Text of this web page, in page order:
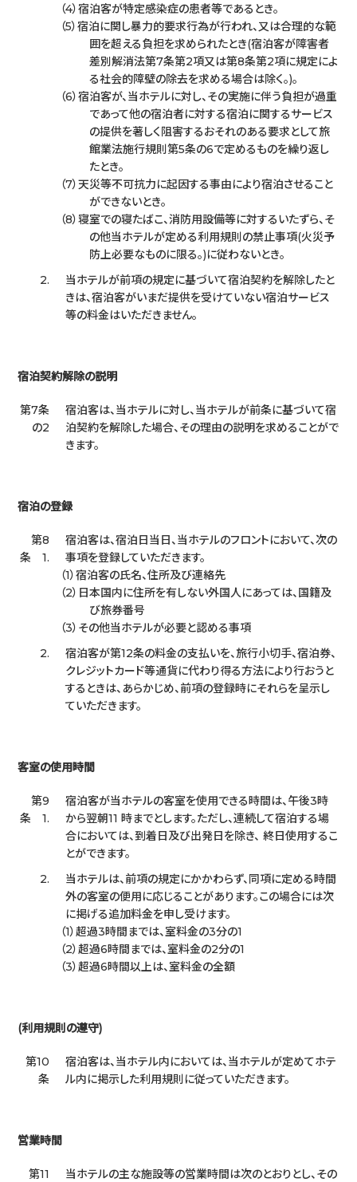
宿泊客が特定感染症の患者等であるとき。
宿泊に関し暴力的要求行為が行われ、又は合理的な範
囲を超える負担を求められたとき(宿泊客が障害者
差別解消法第7条第2項又は第8条第2項に規定によ
る社会的障壁の除去を求める場合は除く。)。
宿泊客が、当ホテルに対し、その実施に伴う負担が過重
であって他の宿泊者に対する宿泊に関するサービス
の提供を著しく阻害するおそれのある要求として旅
館業法施行規則第5条の6で定めるものを繰り返し
たとき。
天災等不可抗力に起因する事由により宿泊させること
ができないとき。
寝室での寝たばこ、消防用設備等に対するいたずら、そ
の他当ホテルが定める利用規則の禁止事項(火災予
防上必要なものに限る。)に従わないとき。
2.
当ホテルが前項の規定に基づいて宿泊契約を解除したと
きは、宿泊客がいまだ提供を受けていない宿泊サービス
等の料金はいただきません。
宿泊契約解除の説明
第7条
の2
宿泊客は、当ホテルに対し、当ホテルが前条に基づいて宿
泊契約を解除した場合、その理由の説明を求めることがで
きます。
宿泊の登録
第8
条 1.
宿泊客は、宿泊日当日、当ホテルのフロントにおいて、次の
事項を登録していただきます。
宿泊客の氏名、住所及び連絡先
日本国内に住所を有しない外国人にあっては、国籍及
び旅券番号
その他当ホテルが必要と認める事項
2.
宿泊客が第12条の料金の支払いを、旅行小切手、宿泊券、
クレジットカード等通貨に代わり得る方法により行おうと
するときは、あらかじめ、前項の登録時にそれらを呈示し
ていただきます。
客室の使用時間
第9
条 1.
宿泊客が当ホテルの客室を使用できる時間は、午後3時
から翌朝11 時までとします。ただし、連続して宿泊する場
合においては、到着日及び出発日を除き、 終日使用するこ
とができます。
2.
当ホテルは、前項の規定にかかわらず、同項に定める時間
外の客室の便用に応じることがあります。この場合には次
に掲げる追加料金を申し受けます。
超過3時間までは、室料金の3分の1
超過6時間までは、室料金の2分の1
超過6時間以上は、室料金の全額
(利用規則の遵守)
第10
条
宿泊客は、当ホテル内においては、当ホテルが定めてホテ
ル内に掲示した利用規則に従っていただきます。
営業時間
第11 当ホテルの主な施設等の営業時間は次のとおりとし、その